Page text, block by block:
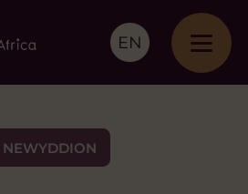
EN
NEWYDDION